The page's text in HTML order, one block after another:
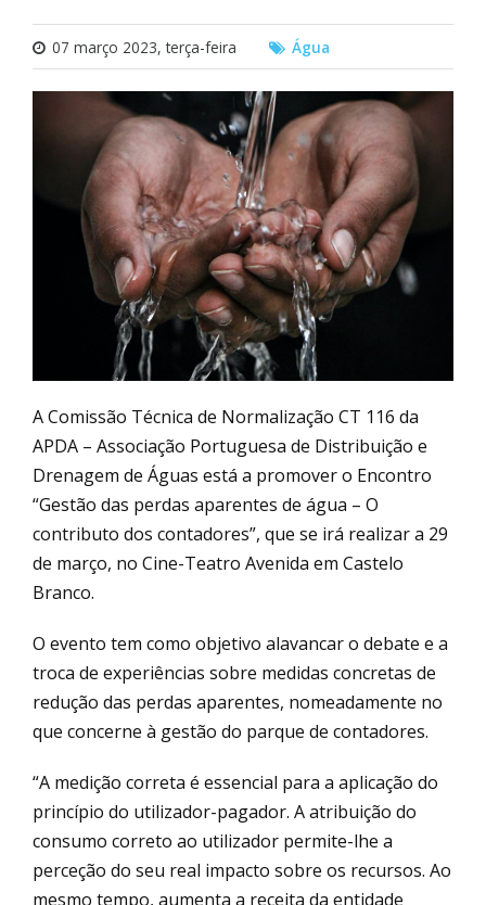
07 março 2023, terça-feira Água
A Comissão Técnica de Normalização CT 116 da
APDA – Associação Portuguesa de Distribuição e
Drenagem de Águas está a promover o Encontro
“Gestão das perdas aparentes de água – O
contributo dos contadores”, que se irá realizar a 29
de março, no Cine-Teatro Avenida em Castelo
Branco.
O evento tem como objetivo alavancar o debate e a
troca de experiências sobre medidas concretas de
redução das perdas aparentes, nomeadamente no
que concerne à gestão do parque de contadores.
“A medição correta é essencial para a aplicação do
princípio do utilizador-pagador. A atribuição do
consumo correto ao utilizador permite-lhe a
perceção do seu real impacto sobre os recursos. Ao
mesmo tempo, aumenta a receita da entidade